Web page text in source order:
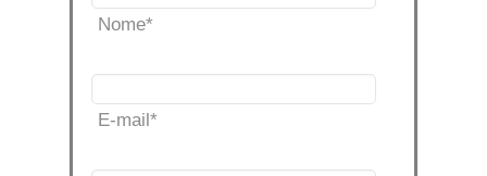
Nome*
E-mail *